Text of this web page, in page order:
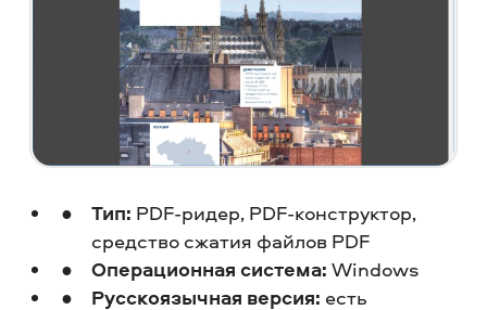
Тип: PDF-ридер, PDF-конструктор,
средство сжатия файлов PDF
Операционная система: Windows
Русскоязычная версия: есть